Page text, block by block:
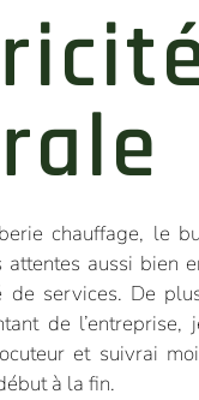
chauffage, le
aussi bien
de services. De
de l’entreprise,
et suivrai
à la fin.